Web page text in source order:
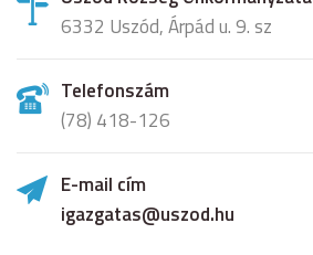
6332 Uszód, Árpád u. 9. sz
Telefonszám
(78) 418-126
E-mail cím
igazgatas@uszod.hu